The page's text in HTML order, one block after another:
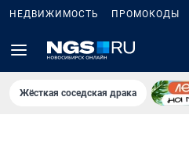
НЕДВИЖИМОСТЬ ПРОМОКОДЫ
Жёсткая соседская драка